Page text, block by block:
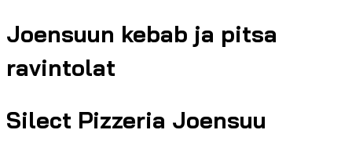
Joensuun kebab ja pitsa
ravintolat
Silect Pizzeria Joensuu